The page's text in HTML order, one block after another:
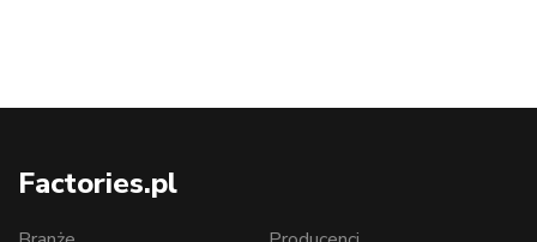
Factories.pl